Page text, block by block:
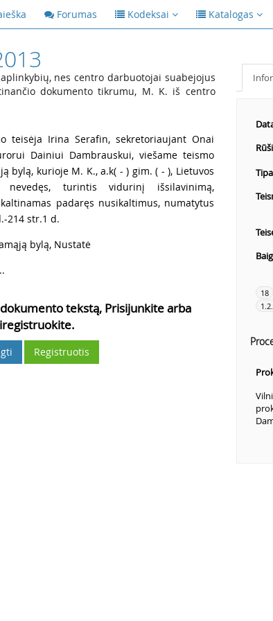
Forumas Kodeksai Katalogas
nes centro darbuotojai suabejojus
dokumento tikrumu, M. K. iš centro
teisėja Irina Serafin, sekretoriaujant Onai
Dainiui Dambrauskui, viešame teismo
bylą, kurioje M. K., a.k( - ) gim. ( - ), Lietuvos
nevedęs, turintis vidurinį išsilavinimą,
padaręs nusikaltimus, numatytus
214 str.1 d.
bylą, Nustatė
tekstą, Prisijunkite arba
Registruotis
18